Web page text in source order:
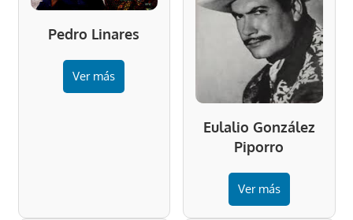
Pedro Linares
Ver más
Eulalio González
Piporro
Ver más